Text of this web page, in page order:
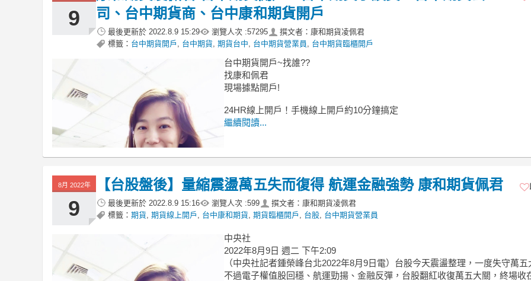
9
司、台中期貨商、台中康和期貨開戶
最後更新於 2022.8.9 15:29 瀏覽人次 :57295
撰文者：康和期貨凌佩君
標籤： 台中期貨開戶 台中期貨 期貨台中 台中期貨營業員 台中期貨臨櫃開戶
台中期貨開戶~找誰??
找康和佩君
現場據點開戶!
24HR線上開戶！手機線上開戶約10分鐘搞定
繼續閱讀...
8月 2022年
9
【台股盤後】量縮震盪萬五失而復得 航運金融強勢 康和期貨佩君
最後更新於 2022.8.9 15:16 瀏覽人次 :599
撰文者：康和期貨凌佩君
標籤： 期貨 期貨線上開戶 台中康和期貨 期貨臨櫃開戶 台股 台中期貨營業員
中央社
2022年8月9日 週二 下午2:09
（中央社記者鍾榮峰台北2022年8月9日電）台股今天震盪整理，一度失守萬五
不過電子權值股回穩、航運勁揚、金融反彈，台股翻紅收復萬五大關，終場收